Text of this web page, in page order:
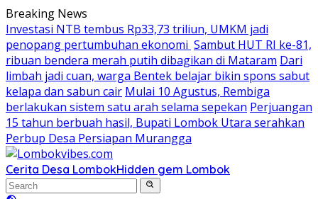
Skip
to
content
Breaking News
Investasi NTB tembus Rp33,73 triliun, UMKM jadi
penopang pertumbuhan ekonomi Sambut HUT RI ke-81,
ribuan bendera merah putih dibagikan di Mataram Dari
limbah jadi cuan, warga Bentek belajar bikin spons sabut
kelapa dan sabun cair Mulai 10 Agustus, Rembiga
berlakukan sistem satu arah selama sepekan Perjuangan
15 tahun berbuah hasil, Bupati Lombok Utara serahkan
Perbup Desa Persiapan Murangga
Cerita Desa LombokHidden gem Lombok